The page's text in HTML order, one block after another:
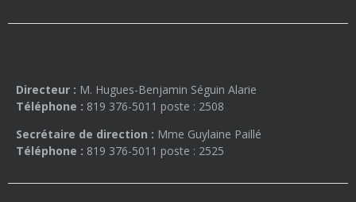
Directeur : M. Hugues-Benjamin Séguin Alarie
Téléphone : 819 376-5011 poste : 2508
Secrétaire de direction : Mme Guylaine Paillé
Téléphone : 819 376-5011 poste : 2525